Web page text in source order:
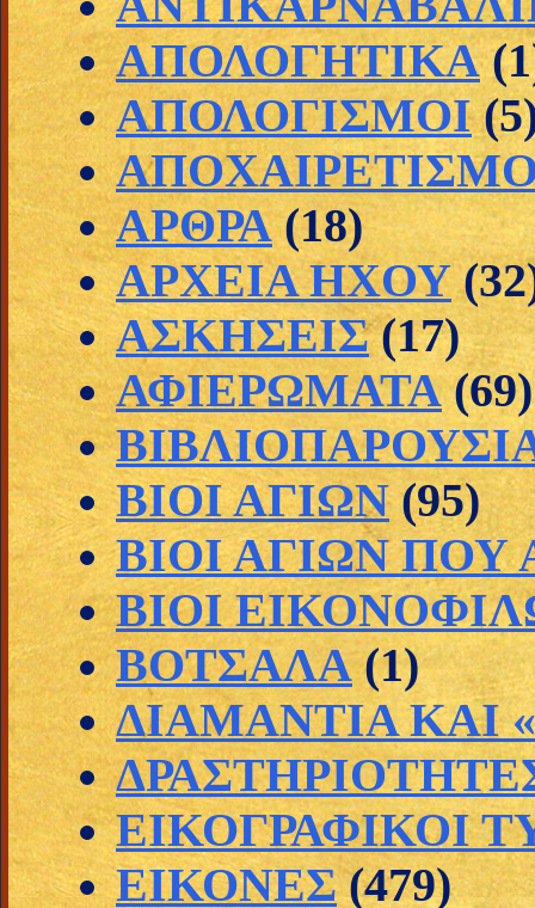
ΑΠΟΛΟΓΗΤΙΚΑ
ΑΠΟΛΟΓΙΣΜΟΙ
ΑΡΘΡΑ (18)
ΑΡΧΕΙΑ ΗΧΟΥ
ΑΣΚΗΣΕΙΣ (17)
ΑΦΙΕΡΩΜΑΤΑ (69)
ΒΙΟΙ ΑΓΙΩΝ (95)
ΒΙΟΙ ΑΓΙΩΝ
ΒΙΟΙ
ΒΟΤΣΑΛΑ (1)
ΔΙΑΜΑΝΤΙΑ ΚΑΙ
ΕΙΚΟΓΡΑΦΙΚΟΙ
ΕΙΚΟΝΕΣ (479)